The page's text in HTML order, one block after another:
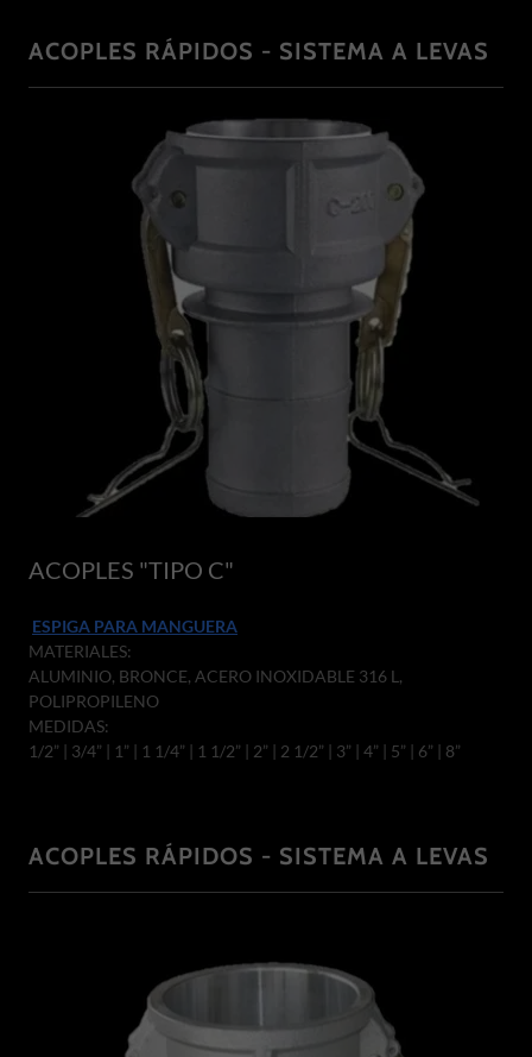
ACOPLES RÁPIDOS - SISTEMA A LEVAS
ACOPLES "TIPO C"
ESPIGA PARA MANGUERA
MATERIALES:
ALUMINIO, BRONCE, ACERO INOXIDABLE 316 L,
POLIPROPILENO
MEDIDAS:
1/2” | 3/4” | 1” | 1 1/4” | 1 1/2” | 2” | 2 1/2” | 3” | 4” | 5” | 6” | 8”
ACOPLES RÁPIDOS - SISTEMA A LEVAS